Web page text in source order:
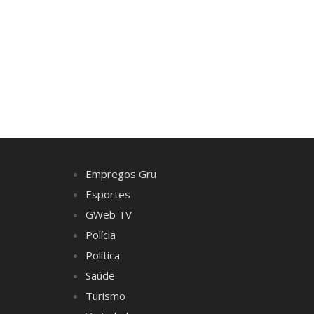
Empregos Gru
Esportes
GWeb TV
Polícia
Política
Saúde
Turismo